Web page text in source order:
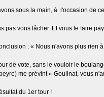
sous la main, à l'occasion de
pas vous lâcher. Et vous le faire
: « Nous n'avons plus rien
de vote, sans le vouloir le
me prévint « Goulinat, vous
du 1er tour !